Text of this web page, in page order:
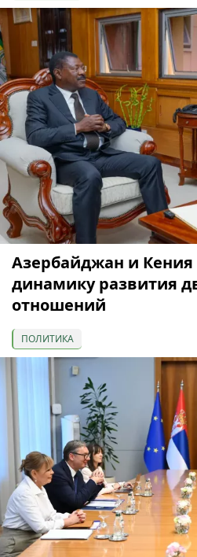
Азербайджан и Кения
динамику развития
отношений
ПОЛИТИКА